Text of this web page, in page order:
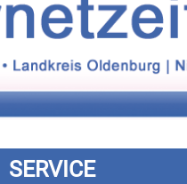
SERVICE